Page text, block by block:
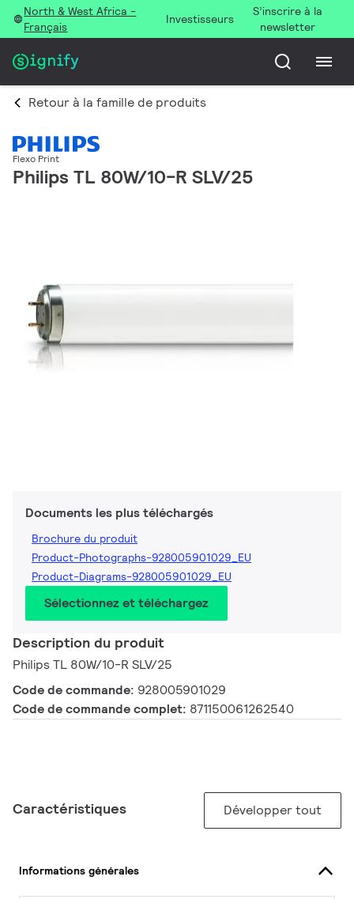
North & West Africa -
Français
Investisseurs
S’inscrire à la
newsletter
Retour à la famille de produits
Flexo Print
Philips TL 80W/10-R SLV/25
Documents les plus téléchargés
Brochure du produit
Product-Photographs-928005901029_EU
Product-Diagrams-928005901029_EU
Sélectionnez et téléchargez
Description du produit
Philips TL 80W/10-R SLV/25
Code de commande: 928005901029
Code de commande complet: 871150061262540
Caractéristiques Développer tout
Informations générales